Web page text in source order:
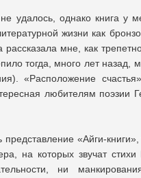
удалось, однако книга у
жизни как
мне, как
тогда, много лет
«Расположение
любителям поэзии
представление «Айги-
на которых звучат стихи
ни